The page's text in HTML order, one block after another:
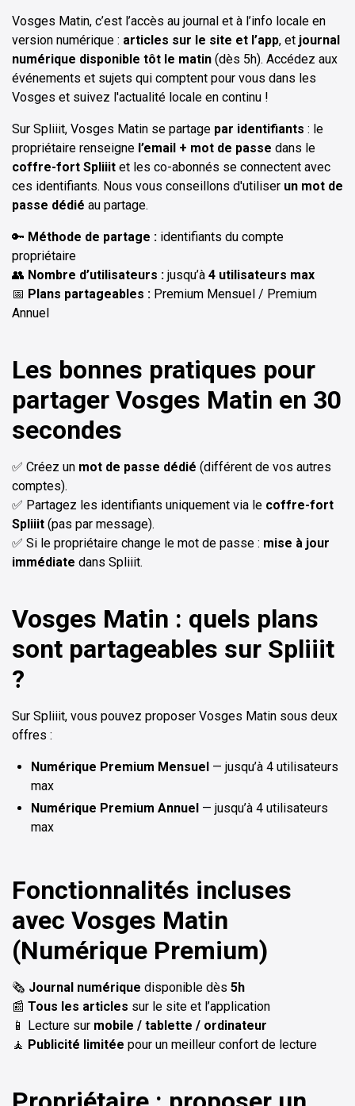
Vosges Matin, c’est l’accès au journal et à l’info locale en
version numérique : articles sur le site et l’app, et journal
numérique disponible tôt le matin (dès 5h). Accédez aux
événements et sujets qui comptent pour vous dans les
Vosges et suivez l'actualité locale en continu !
Sur Spliiit, Vosges Matin se partage par identifiants : le
propriétaire renseigne l’email + mot de passe dans le
coffre-fort Spliiit et les co-abonnés se connectent avec
ces identifiants. Nous vous conseillons d'utiliser un mot de
passe dédié au partage.
🔑 Méthode de partage : identifiants du compte
propriétaire
👥 Nombre d’utilisateurs : jusqu’à 4 utilisateurs max
📅 Plans partageables : Premium Mensuel / Premium
Annuel
Les bonnes pratiques pour
partager Vosges Matin en 30
secondes
✅ Créez un mot de passe dédié (différent de vos autres
comptes).
✅ Partagez les identifiants uniquement via le coffre-fort
Spliiit (pas par message).
✅ Si le propriétaire change le mot de passe : mise à jour
immédiate dans Spliiit.
Vosges Matin : quels plans
sont partageables sur Spliiit
?
Sur Spliiit, vous pouvez proposer Vosges Matin sous deux
offres :
Numérique Premium Mensuel — jusqu’à 4 utilisateurs
max
Numérique Premium Annuel — jusqu’à 4 utilisateurs
max
Fonctionnalités incluses
avec Vosges Matin
(Numérique Premium)
🗞️ Journal numérique disponible dès 5h
📰 Tous les articles sur le site et l’application
📱 Lecture sur mobile / tablette / ordinateur
🧘 Publicité limitée pour un meilleur confort de lecture